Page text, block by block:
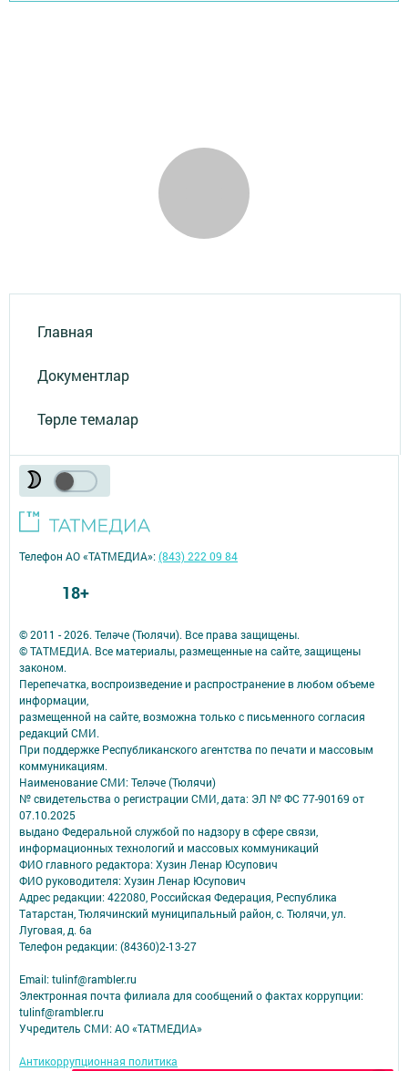
Главная
Документлар
Төрле темалар
© 2011 - 2026. Теләче (Тюлячи). Все права защищены.
© ТАТМЕДИА. Все материалы, размещенные на сайте, защищены
законом.
Перепечатка, воспроизведение и распространение в любом объеме
информации,
размещенной на сайте, возможна только с письменного согласия
редакций СМИ.
При поддержке Республиканского агентства по печати и массовым
коммуникациям.
Наименование СМИ: Теләче (Тюлячи)
№ свидетельства о регистрации СМИ, дата: ЭЛ № ФС 77-90169 от
07.10.2025
выдано Федеральной службой по надзору в сфере связи,
информационных технологий и массовых коммуникаций
ФИО главного редактора: Хузин Ленар Юсупович
ФИО руководителя: Хузин Ленар Юсупович
Адрес редакции: 422080, Российская Федерация, Республика
Татарстан, Тюлячинский муниципальный район, с. Тюлячи, ул.
Луговая, д. 6а
Телефон редакции: (84360)2-⁠13-⁠27
Email: tulinf@rambler.ru
Электронная почта филиала для сообщений о фактах коррупции:
tulinf@rambler.ru
Учредитель СМИ: АО «ТАТМЕДИА»
Антикоррупционная политика
Телефон АО «ТАТМЕДИА»:(843) 222 09 84
18+